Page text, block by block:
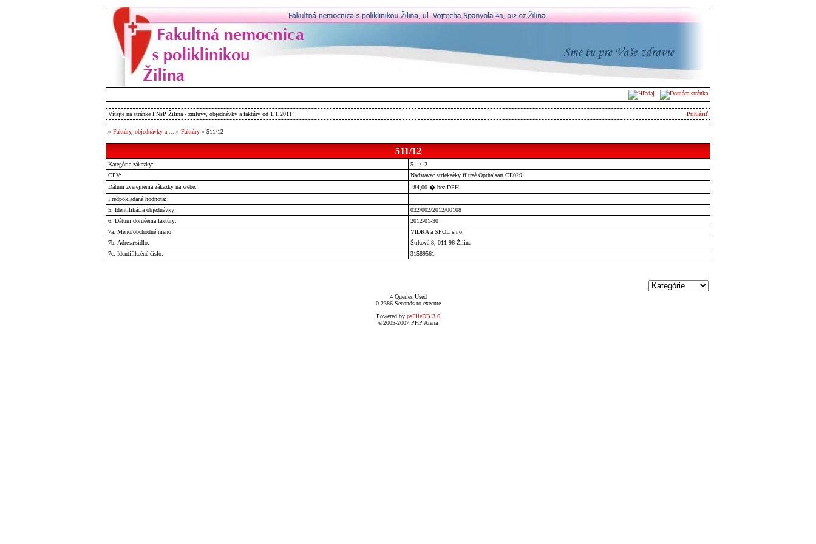
Vítajte na stránke FNsP Žilina - zmluvy, objednávky a faktúry od 1.1.2011! Prihlásiť
» Faktúry, objednávky a ... » Faktúry » 511/12
511/12
Kategória zákazky:
511/12
CPV:
Nadstavec striekaèky filtraè Opthalsart CE029
Dátum zverejnenia zákazky na webe:
184,00 � bez DPH
Predpokladaná hodnota:
5. Identifikácia objednávky:
032/002/2012/00108
6. Dátum doruèenia faktúry:
2012-01-30
7a. Meno/obchodné meno:
VIDRA a SPOL s.r.o.
7b. Adresa/sídlo:
Štrková 8, 011 96 Žilina
7c. Identifikaèné èíslo:
31589561
4 Queries Used
0.2386 Seconds to execute
Powered by paFileDB 3.6
©2005-2007 PHP Arena